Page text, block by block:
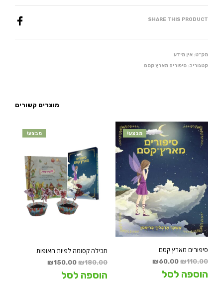
SHARE THIS PRODUCT
מק"ט: אין מידע
קטגוריה: סיפורים מארץ קסם
מוצרים קשורים
מבצע!
סיפורים מארץ קסם
₪110.00
המחיר
המקורי
היה:
₪60.00
המחיר
הוספה לסל
מבצע!
חבילה קסומה לפיות האופות
₪180.00
המחיר
המקורי
היה:
₪150.00
המחיר
הוספה לסל